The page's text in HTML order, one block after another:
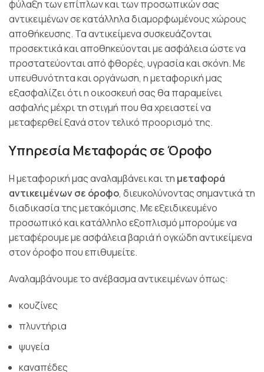
φύλαξη των επίπλων και των προσωπικών σας
αντικειμένων σε κατάλληλα διαμορφωμένους χώρους
αποθήκευσης. Τα αντικείμενα συσκευάζονται
προσεκτικά και αποθηκεύονται με ασφάλεια ώστε να
προστατεύονται από φθορές, υγρασία και σκόνη. Με
υπευθυνότητα και οργάνωση, η μεταφορική μας
εξασφαλίζει ότι η οικοσκευή σας θα παραμείνει
ασφαλής μέχρι τη στιγμή που θα χρειαστεί να
μεταφερθεί ξανά στον τελικό προορισμό της.
Υπηρεσία Μεταφοράς σε Όροφο
Η μεταφορική μας αναλαμβάνει και τη μεταφορά
αντικειμένων σε όροφο, διευκολύνοντας σημαντικά τη
διαδικασία της μετακόμισης. Με εξειδικευμένο
προσωπικό και κατάλληλο εξοπλισμό μπορούμε να
μεταφέρουμε με ασφάλεια βαριά ή ογκώδη αντικείμενα
στον όροφο που επιθυμείτε.
Αναλαμβάνουμε το ανέβασμα αντικειμένων όπως:
κουζίνες
πλυντήρια
ψυγεία
καναπέδες